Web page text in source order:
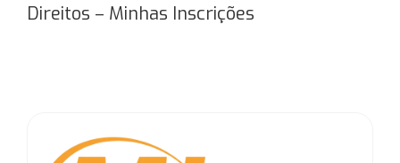
Direitos – Minhas Inscrições